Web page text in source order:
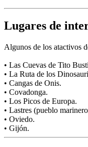
Lugares de
Algunos de los atactivos
• Las Cuevas de Tito
• La Ruta de los
• Cangas de Onis.
• Covadonga.
• Los Picos de Europa.
• Lastres (pueblo
• Oviedo.
• Gijón.